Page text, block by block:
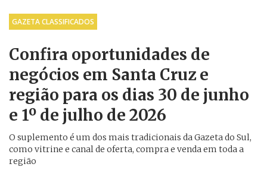
GAZETA CLASSIFICADOS
Confira oportunidades de
negócios em Santa Cruz e
região para os dias 30 de junho
e 1º de julho de 2026
O suplemento é um dos mais tradicionais da Gazeta do Sul,
como vitrine e canal de oferta, compra e venda em toda a
região